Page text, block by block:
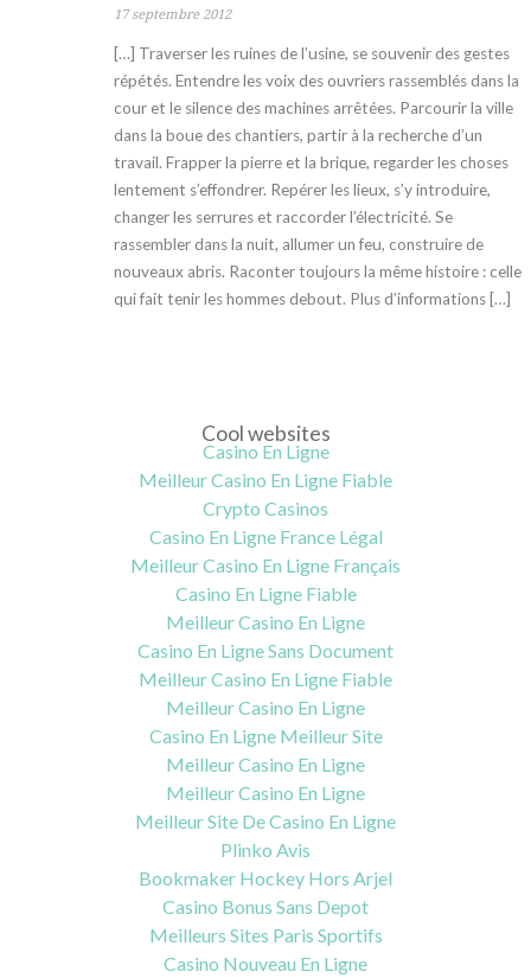
17 septembre 2012
[…] Traverser les ruines de l’usine, se souvenir des gestes
répétés. Entendre les voix des ouvriers rassemblés dans la
cour et le silence des machines arrêtées. Parcourir la ville
dans la boue des chantiers, partir à la recherche d’un
travail. Frapper la pierre et la brique, regarder les choses
lentement s’effondrer. Repérer les lieux, s’y introduire,
changer les serrures et raccorder l’électricité. Se
rassembler dans la nuit, allumer un feu, construire de
nouveaux abris. Raconter toujours la même histoire : celle
qui fait tenir les hommes debout. Plus d’informations […]
Cool websites
Casino En Ligne
Meilleur Casino En Ligne Fiable
Crypto Casinos
Casino En Ligne France Légal
Meilleur Casino En Ligne Français
Casino En Ligne Fiable
Meilleur Casino En Ligne
Casino En Ligne Sans Document
Meilleur Casino En Ligne Fiable
Meilleur Casino En Ligne
Casino En Ligne Meilleur Site
Meilleur Casino En Ligne
Meilleur Casino En Ligne
Meilleur Site De Casino En Ligne
Plinko Avis
Bookmaker Hockey Hors Arjel
Casino Bonus Sans Depot
Meilleurs Sites Paris Sportifs
Casino Nouveau En Ligne